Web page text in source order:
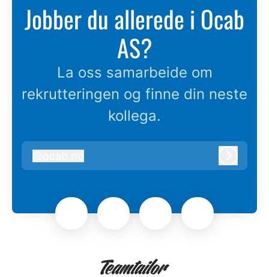
Jobber du allerede i Ocab
AS?
La oss samarbeide om
rekrutteringen og finne din neste
kollega.
ocab.no